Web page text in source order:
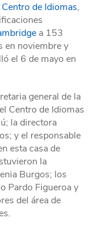
Centro de Idiomas,
a 153
en noviembre y
el 6 de mayo en
general de la
Centro de Idiomas
la directora
y el responsable
esta casa de
la
Burgos; los
Pardo Figueroa y
del área de